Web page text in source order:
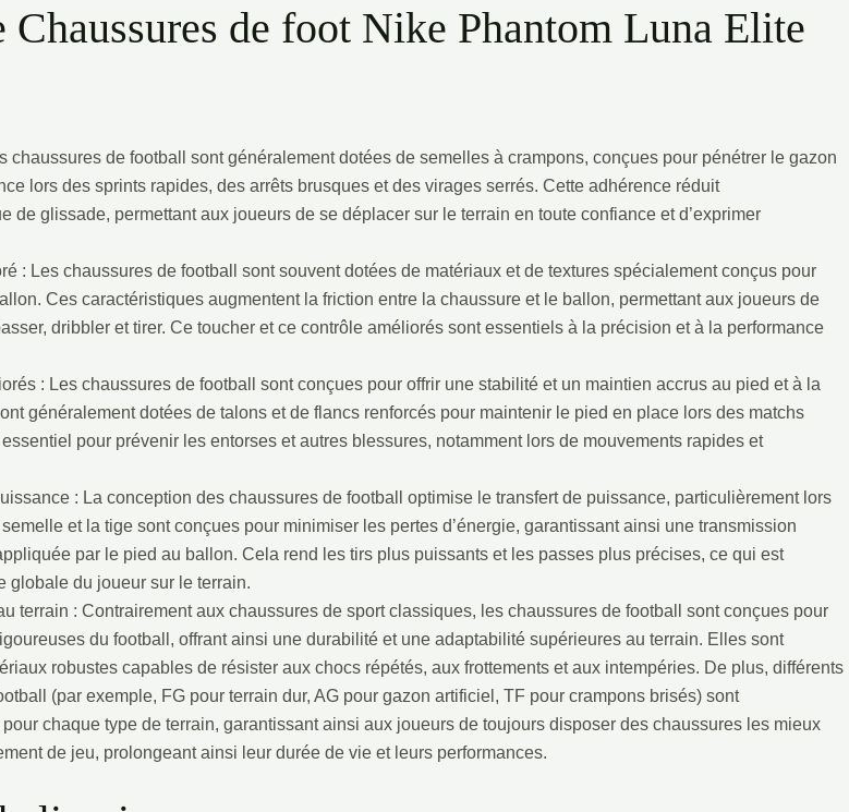
de foot Nike Phantom Luna Elite
chaussures de football sont généralement dotées de semelles à crampons, conçues pour pénétrer le gazon
lors des sprints rapides, des arrêts brusques et des virages serrés. Cette adhérence réduit
de glissade, permettant aux joueurs de se déplacer sur le terrain en toute confiance et d’exprimer
: Les chaussures de football sont souvent dotées de matériaux et de textures spécialement conçus pour
Ces caractéristiques augmentent la friction entre la chaussure et le ballon, permettant aux joueurs de
dribbler et tirer. Ce toucher et ce contrôle améliorés sont essentiels à la précision et à la performance
: Les chaussures de football sont conçues pour offrir une stabilité et un maintien accrus au pied et à la
généralement dotées de talons et de flancs renforcés pour maintenir le pied en place lors des matchs
pour prévenir les entorses et autres blessures, notamment lors de mouvements rapides et
: La conception des chaussures de football optimise le transfert de puissance, particulièrement lors
et la tige sont conçues pour minimiser les pertes d’énergie, garantissant ainsi une transmission
par le pied au ballon. Cela rend les tirs plus puissants et les passes plus précises, ce qui est
globale du joueur sur le terrain.
terrain : Contrairement aux chaussures de sport classiques, les chaussures de football sont conçues pour
du football, offrant ainsi une durabilité et une adaptabilité supérieures au terrain. Elles sont
robustes capables de résister aux chocs répétés, aux frottements et aux intempéries. De plus, différents
(par exemple, FG pour terrain dur, AG pour gazon artificiel, TF pour crampons brisés) sont
chaque type de terrain, garantissant ainsi aux joueurs de toujours disposer des chaussures les mieux
de jeu, prolongeant ainsi leur durée de vie et leurs performances.